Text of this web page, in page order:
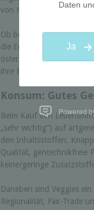
von Hormonen und
Ob bereits Veggie oder
die Ernährungsweise der
österreichischen
ihre Ernährung umgestellt (
Konsum: Gutes
Beim Kauf von
„sehr wichtig“) auf
den Inhaltsstoffen.
Qualität, gentechnikfreie
keine/geringe
Daneben sind Veggies
Regionalität, Fair-Trade
Powered